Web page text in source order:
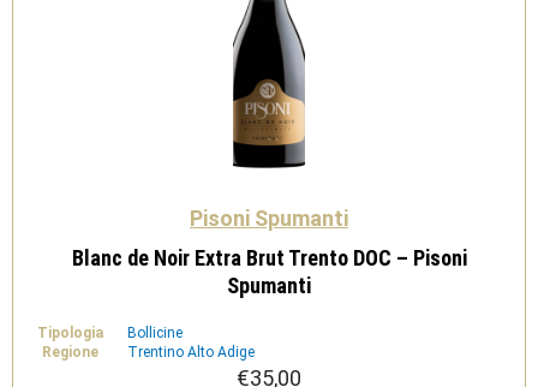
Pisoni Spumanti
Blanc de Noir Extra Brut Trento DOC – Pisoni
Spumanti
Tipologia
Bollicine
Regione
Trentino Alto Adige
€35,00